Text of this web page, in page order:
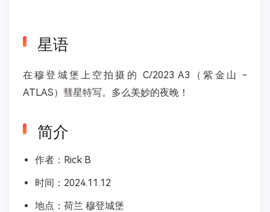
星语
在穆登城堡上空拍摄的 C/2023 A3（紫金山 -
ATLAS）彗星特写。多么美妙的夜晚！
简介
作者：Rick B
时间：2024.11.12
地点：荷兰 穆登城堡